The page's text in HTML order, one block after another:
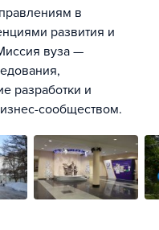
в
развития и
вуза —
разработки и
сообществом.